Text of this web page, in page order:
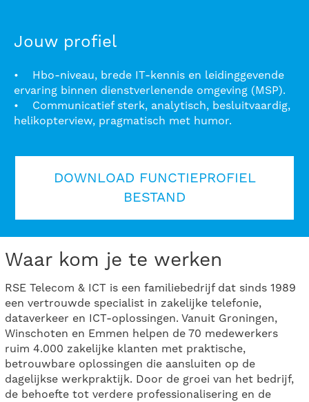
Jouw profiel
• Hbo-niveau, brede IT-kennis en leidinggevende
ervaring binnen dienstverlenende omgeving (MSP).
• Communicatief sterk, analytisch, besluitvaardig,
helikopterview, pragmatisch met humor.
DOWNLOAD FUNCTIEPROFIEL
BESTAND
Waar kom je te werken
RSE Telecom & ICT is een familiebedrijf dat sinds 1989
een vertrouwde specialist in zakelijke telefonie,
dataverkeer en ICT-oplossingen. Vanuit Groningen,
Winschoten en Emmen helpen de 70 medewerkers
ruim 4.000 zakelijke klanten met praktische,
betrouwbare oplossingen die aansluiten op de
dagelijkse werkpraktijk. Door de groei van het bedrijf,
de behoefte tot verdere professionalisering en de